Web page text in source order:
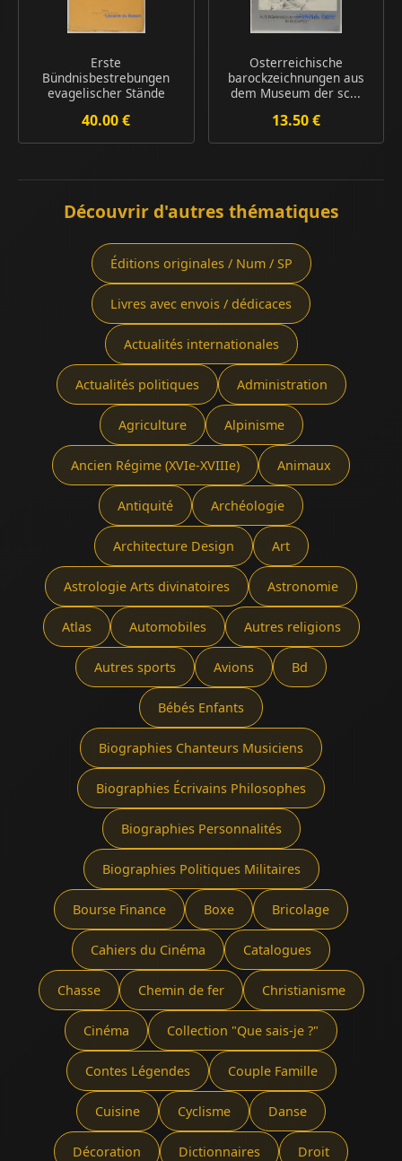
Erste
Bündnisbestrebungen
evagelischer Stände
40.00 €
Osterreichische
barockzeichnungen aus
dem Museum der sc...
13.50 €
Découvrir d'autres thématiques
Éditions originales / Num / SP
Livres avec envois / dédicaces
Actualités internationales
Actualités politiques Administration
Agriculture Alpinisme
Ancien Régime (XVIe-XVIIIe) Animaux
Antiquité Archéologie
Architecture Design Art
Astrologie Arts divinatoires Astronomie
Atlas Automobiles Autres religions
Autres sports Avions Bd
Bébés Enfants
Biographies Chanteurs Musiciens
Biographies Écrivains Philosophes
Biographies Personnalités
Biographies Politiques Militaires
Bourse Finance Boxe Bricolage
Cahiers du Cinéma Catalogues
Chasse Chemin de fer Christianisme
Cinéma Collection "Que sais-je ?"
Contes Légendes Couple Famille
Cuisine Cyclisme Danse
Décoration Dictionnaires Droit